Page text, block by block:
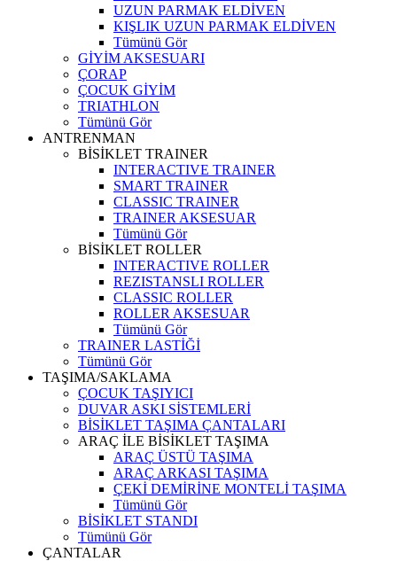
UZUN PARMAK ELDİVEN
KIŞLIK UZUN PARMAK ELDİVEN
Tümünü Gör
GİYİM AKSESUARI
ÇORAP
ÇOCUK GİYİM
TRIATHLON
Tümünü Gör
ANTRENMAN
BİSİKLET TRAINER
INTERACTIVE TRAINER
SMART TRAINER
CLASSIC TRAINER
TRAINER AKSESUAR
Tümünü Gör
BİSİKLET ROLLER
INTERACTIVE ROLLER
REZISTANSLI ROLLER
CLASSIC ROLLER
ROLLER AKSESUAR
Tümünü Gör
TRAINER LASTİĞİ
Tümünü Gör
TAŞIMA/SAKLAMA
ÇOCUK TAŞIYICI
DUVAR ASKI SİSTEMLERİ
BİSİKLET TAŞIMA ÇANTALARI
ARAÇ İLE BİSİKLET TAŞIMA
ARAÇ ÜSTÜ TAŞIMA
ARAÇ ARKASI TAŞIMA
ÇEKİ DEMİRİNE MONTELİ TAŞIMA
Tümünü Gör
BİSİKLET STANDI
Tümünü Gör
ÇANTALAR